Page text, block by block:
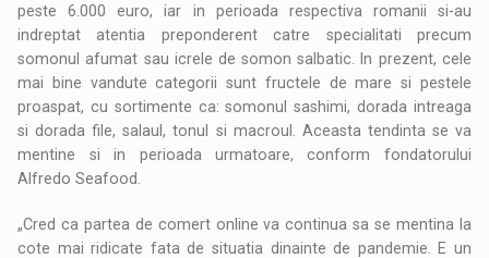
peste 6.000 euro, iar in perioada respectiva romanii si-au
indreptat atentia preponderent catre specialitati precum
somonul afumat sau icrele de somon salbatic. In prezent, cele
mai bine vandute categorii sunt fructele de mare si pestele
proaspat, cu sortimente ca: somonul sashimi, dorada intreaga
si dorada file, salaul, tonul si macroul. Aceasta tendinta se va
mentine si in perioada urmatoare, conform fondatorului
Alfredo Seafood.
„Cred ca partea de comert online va continua sa se mentina la
cote mai ridicate fata de situatia dinainte de pandemie. E un